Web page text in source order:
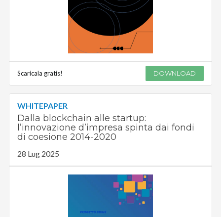
Scaricala gratis! DOWNLOAD
WHITEPAPER
Dalla blockchain alle startup:
l’innovazione d’impresa spinta dai fondi
di coesione 2014-2020
28 Lug 2025